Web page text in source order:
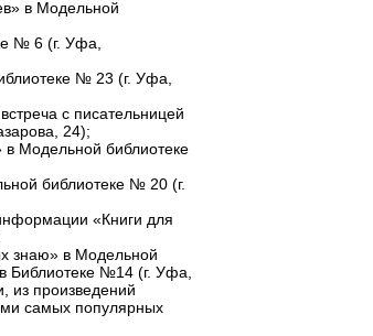
в Модельной
№ 6 (г. Уфа,
№ 23 (г. Уфа,
с писательницей
24);
Модельной библиотеке
библиотеке № 20 (г.
«Книги для
знаю» в Модельной
Библиотеке №14 (г. Уфа,
из произведений
самых популярных